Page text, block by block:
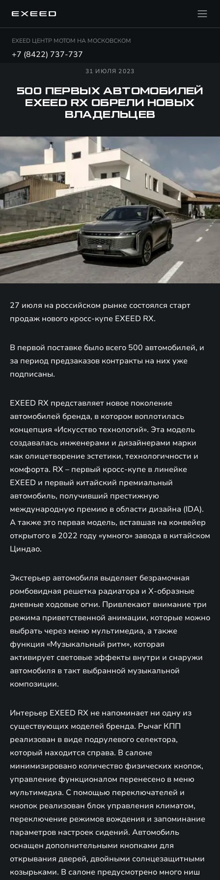
EXEED ЦЕНТР МОТОМ НА МОСКОВСКОМ
+7 (8422) 737-737
31 ИЮЛЯ 2023
500 ПЕРВЫХ АВТОМОБИЛЕЙ
EXEED RX ОБРЕЛИ НОВЫХ
ВЛАДЕЛЬЦЕВ
27 июля на российском рынке состоялся старт
продаж нового кросс-купе EXEED RX.
В первой поставке было всего 500 автомобилей, и
за период предзаказов контракты на них уже
подписаны.
EXEED RX представляет новое поколение
автомобилей бренда, в котором воплотилась
концепция «Искусство технологий». Эта модель
создавалась инженерами и дизайнерами марки
как олицетворение эстетики, технологичности и
комфорта. RX – первый кросс-купе в линейке
EXEED и первый китайский премиальный
автомобиль, получивший престижную
международную премию в области дизайна (IDA).
А также это первая модель, вставшая на конвейер
открытого в 2022 году «умного» завода в китайском
Циндао.
Экстерьер автомобиля выделяет безрамочная
ромбовидная решетка радиатора и Х-образные
дневные ходовые огни. Привлекают внимание три
режима приветственной анимации, которые можно
выбрать через меню мультимедиа, а также
функция «Музыкальный ритм», которая
активирует световые эффекты внутри и снаружи
автомобиля в такт выбранной музыкальной
композиции.
Интерьер EXEED RX не напоминает ни одну из
существующих моделей бренда. Рычаг КПП
реализован в виде подрулевого селектора,
который находится справа. В салоне
минимизировано количество физических кнопок,
управление функционалом перенесено в меню
мультимедиа. С помощью переключателей и
кнопок реализован блок управления климатом,
переключение режимов вождения и запоминание
параметров настроек сидений. Автомобиль
оснащен дополнительными кнопками для
открывания дверей, двойными солнцезащитными
козырьками. В салоне предусмотрено много ниш